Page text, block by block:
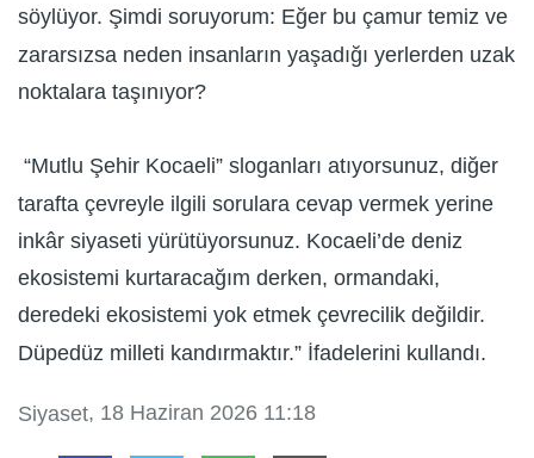
söylüyor. Şimdi soruyorum: Eğer bu çamur temiz ve
zararsızsa neden insanların yaşadığı yerlerden uzak
noktalara taşınıyor?
“Mutlu Şehir Kocaeli” sloganları atıyorsunuz, diğer
tarafta çevreyle ilgili sorulara cevap vermek yerine
inkâr siyaseti yürütüyorsunuz. Kocaeli’de deniz
ekosistemi kurtaracağım derken, ormandaki,
deredeki ekosistemi yok etmek çevrecilik değildir.
Düpedüz milleti kandırmaktır.” İfadelerini kullandı.
Siyaset, 18 Haziran 2026 11:18